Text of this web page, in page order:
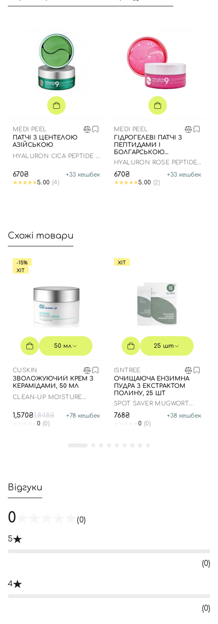
MEDI PEEL
ПАТЧІ З ЦЕНТЕЛОЮ
АЗІЙСЬКОЮ
HYALURON CICA PEPTIDE 9
670₴ +33 кешбек
5.00 (4)
MEDI PEEL
ГІДРОГЕЛЕВІ ПАТЧІ З
ПЕПТИДАМИ І
БОЛГАРСЬКОЮ
ТРОЯНДОЮ
HYALURON ROSE PEPTIDE
670₴ +33 кешбек
5.00 (2)
Схожі товари
-15%
ХІТ
50 мл
CUSKIN
ЗВОЛОЖУЮЧИЙ КРЕМ З
КЕРАМІДАМИ, 50 МЛ
CLEAN-UP MOISTURE
1,570₴1,848₴ +78 кешбек
0 (0)
ХІТ
25 шт
ISNTREE
ОЧИЩАЮЧА ЕНЗИМНА
ПУДРА З ЕКСТРАКТОМ
ПОЛИНУ, 25 ШТ
SPOT SAVER MUGWORT
768₴ +38 кешбек
0 (0)
Відгуки
0 (0)
5
(0)
4
(0)
Вхід Реєстрація
Номер телефону
Відправляючи форму для авторизації/реєстрації ви
приймаєте умовиУгоди користувача
Далі